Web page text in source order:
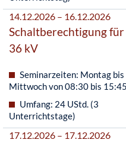
14.12.2026 – 16.12.2026
Schaltberechtigung
36 kV
Seminarzeiten: Montag bis
Mittwoch von 08:30 bis
Umfang: 24 UStd. (3
Unterrichtstage)
17.12.2026 – 17.12.2026